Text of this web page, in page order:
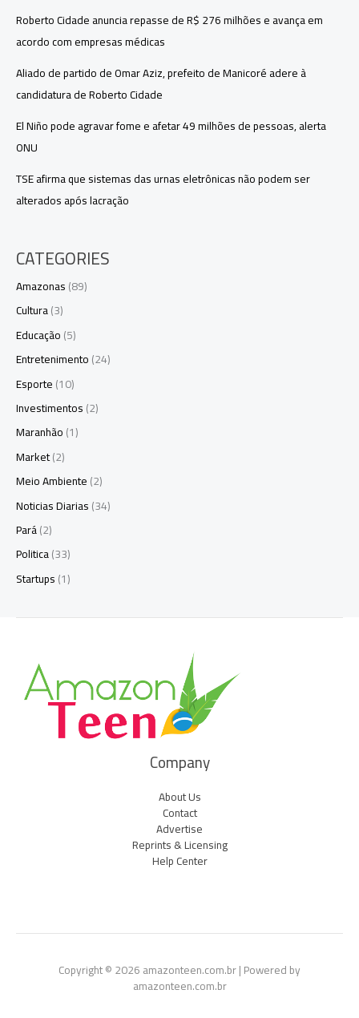
Roberto Cidade anuncia repasse de R$ 276 milhões e avança em
acordo com empresas médicas
Aliado de partido de Omar Aziz, prefeito de Manicoré adere à
candidatura de Roberto Cidade
El Niño pode agravar fome e afetar 49 milhões de pessoas, alerta
ONU
TSE afirma que sistemas das urnas eletrônicas não podem ser
alterados após lacração
CATEGORIES
Amazonas(89)
Cultura(3)
Educação(5)
Entretenimento(24)
Esporte(10)
Investimentos(2)
Maranhão(1)
Market(2)
Meio Ambiente(2)
Noticias Diarias(34)
Pará(2)
Politica(33)
Startups(1)
Company
About Us
Contact
Advertise
Reprints & Licensing
Help Center
Copyright © 2026 amazonteen.com.br | Powered by
amazonteen.com.br